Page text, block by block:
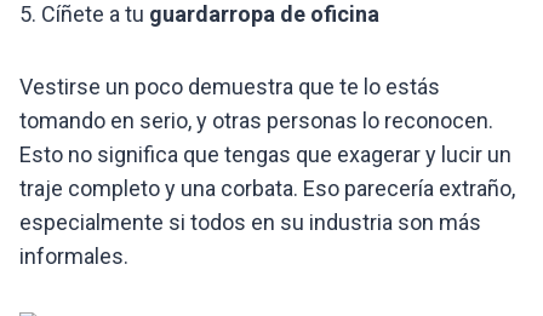
5. Cíñete a tu guardarropa de oficina
Vestirse un poco demuestra que te lo estás
tomando en serio, y otras personas lo reconocen.
Esto no significa que tengas que exagerar y lucir un
traje completo y una corbata. Eso parecería extraño,
especialmente si todos en su industria son más
informales.